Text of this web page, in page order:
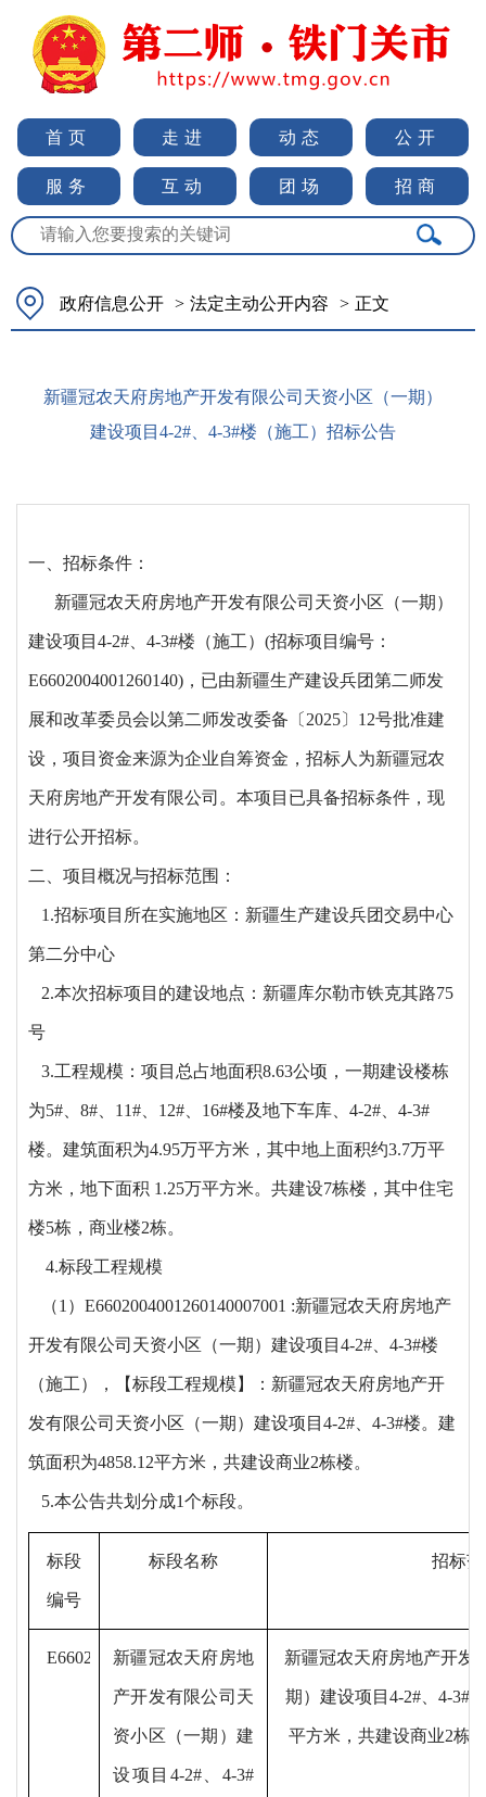
首页 走进 动态 公开
服务 互动 团场 招商
政府信息公开 > 法定主动公开内容 > 正文
新疆冠农天府房地产开发有限公司天资小区（一期）
建设项目4-2#、4-3#楼（施工）招标公告
一、 招标条件 ：
新疆冠农天府房地产开发有限公司天资小区（一期）
建设项目 4-2#、4-3#楼（施工）(招标项目编号：
E6602004001260140)，已由新疆生产建设兵团第二师发
展和改革委员会 以第二师发改委备〔 2025〕12号批准建
设，项目资金来源为企业自筹资金，招标人为新疆冠农
天府房地产开发有限公司。本项目已具备招标条件，现
进行公开招标。
二、项目概况与招标范围：
1.招标项目所在实施地区：新疆生产建设兵团交易中心
第二分中心
2.本次招标项目的建设地点：新疆库尔勒市铁克其路75
号
3.工程规模：项目总占地面积8.63公顷，一期建设楼栋
为5#、8#、11#、12#、16#楼及地下车库、4-2#、4-3#
楼。建筑面积为4.95万平方米，其中地上面积约3.7万平
方米，地下面积 1.25万平方米。共建设7栋楼，其中住宅
楼5栋，商业楼2栋。
4.标段工程规模
（1）E6602004001260140007001 :新疆冠农天府房地产
开发有限公司天资小区（一期）建设项目 4-2#、4-3#楼
（施工），【标段工程规模】：新疆冠农天府房地产开
发有限公司天资小区（一期）建设项目4-2#、4-3#楼。建
筑面积为4858.12平方米，共建设商业2栋楼。
5.本公告共划分成1个标段。
标段
编号
标段名称 招标
E6602004001260140007001
新疆冠农天府房地
产开发有限公司天
资小区（一期）建
设项目 4-2#、4-3#
新疆冠农天府房地产开发
期）建设项目 4-2#、4-3#
平方米，共建设商业2栋